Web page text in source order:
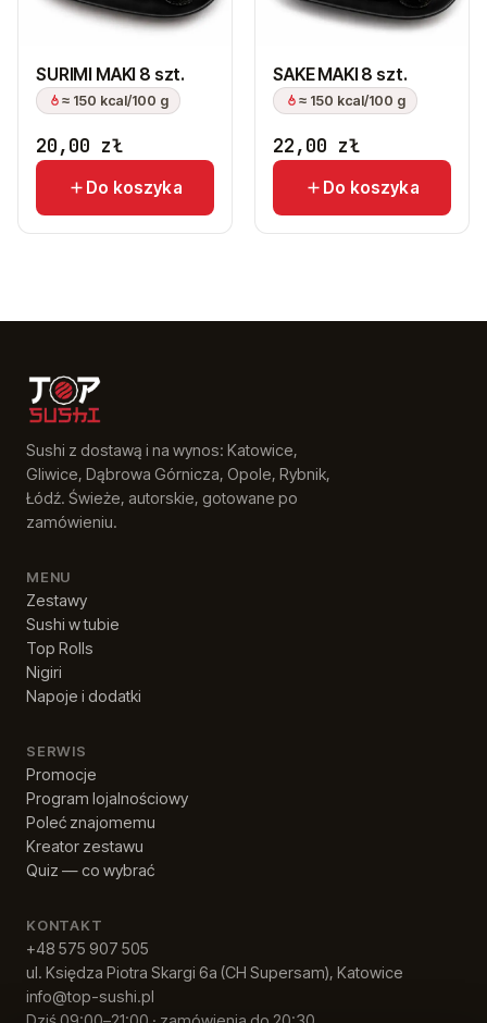
SURIMI MAKI 8 szt.
≈ 150 kcal/100 g
20,00 zł
Do koszyka
SAKE MAKI 8 szt.
≈ 150 kcal/100 g
22,00 zł
Do koszyka
Sushi z dostawą i na wynos: Katowice,
Gliwice, Dąbrowa Górnicza, Opole, Rybnik,
Łódź. Świeże, autorskie, gotowane po
zamówieniu.
MENU
Zestawy
Sushi w tubie
Top Rolls
Nigiri
Napoje i dodatki
SERWIS
Promocje
Program lojalnościowy
Poleć znajomemu
Kreator zestawu
Quiz — co wybrać
KONTAKT
+48 575 907 505
ul. Księdza Piotra Skargi 6a (CH Supersam), Katowice
info@top-sushi.pl